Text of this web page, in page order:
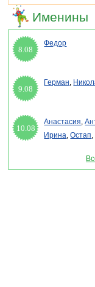
Именины
8.08
Федор
9.08
Герман,
10.08
Анастасия,
Ирина,Остап,